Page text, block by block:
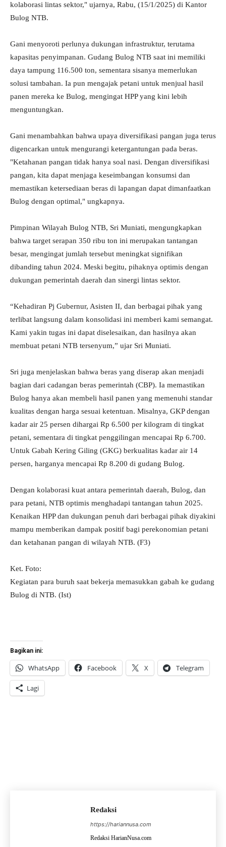
kolaborasi lintas sektor," ujarnya, Rabu, (15/1/2025) di Kantor
Bulog NTB.
Gani menyoroti perlunya dukungan infrastruktur, terutama
kapasitas penyimpanan. Gudang Bulog NTB saat ini memiliki
daya tampung 116.500 ton, sementara sisanya memerlukan
solusi tambahan. Ia pun mengajak petani untuk menjual hasil
panen mereka ke Bulog, mengingat HPP yang kini lebih
menguntungkan.
Gani menambahkan bahwa upaya diversifikasi pangan juga terus
digencarkan untuk mengurangi ketergantungan pada beras.
"Ketahanan pangan tidak hanya soal nasi. Dengan diversifikasi
pangan, kita dapat menjaga keseimbangan konsumsi dan
memastikan ketersediaan beras di lapangan dapat dimanfaatkan
Bulog dengan optimal," ungkapnya.
Pimpinan Wilayah Bulog NTB, Sri Muniati, mengungkapkan
bahwa target serapan 350 ribu ton ini merupakan tantangan
besar, mengingat jumlah tersebut meningkat signifikan
dibanding tahun 2024. Meski begitu, pihaknya optimis dengan
dukungan pemerintah daerah dan sinergi lintas sektor.
“Kehadiran Pj Gubernur, Asisten II, dan berbagai pihak yang
terlibat langsung dalam konsolidasi ini memberi kami semangat.
Kami yakin tugas ini dapat diselesaikan, dan hasilnya akan
membuat petani NTB tersenyum,” ujar Sri Muniati.
Sri juga menjelaskan bahwa beras yang diserap akan menjadi
bagian dari cadangan beras pemerintah (CBP). Ia memastikan
Bulog hanya akan membeli hasil panen yang memenuhi standar
kualitas dengan harga sesuai ketentuan. Misalnya, GKP dengan
kadar air 25 persen dihargai Rp 6.500 per kilogram di tingkat
petani, sementara di tingkat penggilingan mencapai Rp 6.700.
Untuk Gabah Kering Giling (GKG) berkualitas kadar air 14
persen, harganya mencapai Rp 8.200 di gudang Bulog.
Dengan kolaborasi kuat antara pemerintah daerah, Bulog, dan
para petani, NTB optimis menghadapi tantangan tahun 2025.
Kenaikan HPP dan dukungan penuh dari berbagai pihak diyakini
mampu memberikan dampak positif bagi perekonomian petani
dan ketahanan pangan di wilayah NTB. (F3)
Ket. Foto:
Kegiatan para buruh saat bekerja memasukkan gabah ke gudang
Bulog di NTB. (Ist)
Bagikan ini:
WhatsApp Facebook X Telegram
Lagi
Redaksi
https://hariannusa.com
Redaksi HarianNusa.com